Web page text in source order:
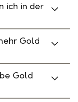
ich in der
Gold
Gold